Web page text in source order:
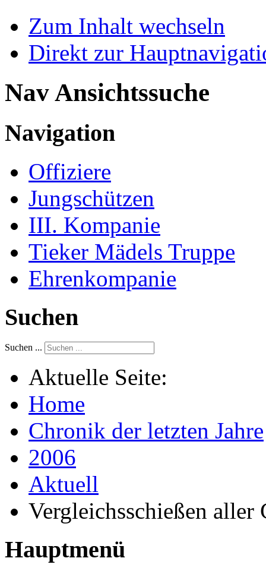
Zum Inhalt wechseln
Direkt zur
Nav Ansichtssuche
Navigation
Offiziere
Jungschützen
III. Kompanie
Tieker Mädels Truppe
Ehrenkompanie
Suchen
Suchen ...
Aktuelle Seite:
Home
Chronik der letzten Jahre
2006
Aktuell
Vergleichsschießen aller
Hauptmenü